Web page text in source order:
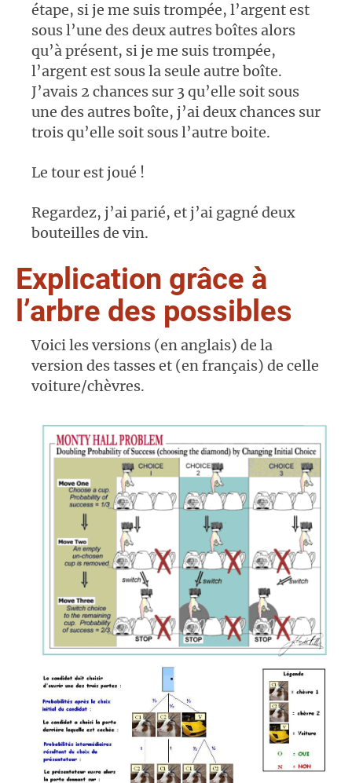
étape, si je me suis trompée, l’argent est
sous l’une des deux autres boîtes alors
qu’à présent, si je me suis trompée,
l’argent est sous la seule autre boîte.
J’avais 2 chances sur 3 qu’elle soit sous
une des autres boîte, j’ai deux chances sur
trois qu’elle soit sous l’autre boite.
Le tour est joué !
Regardez, j’ai parié, et j’ai gagné deux
bouteilles de vin.
Explication grâce à
l’arbre des possibles
Voici les versions (en anglais) de la
version des tasses et (en français) de celle
voiture/chèvres.